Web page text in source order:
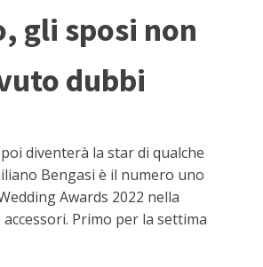
gli sposi non
dubbi
poi diventerà la star di qualche
Bengasi è il numero uno
Awards 2022 nella
Primo per la settima